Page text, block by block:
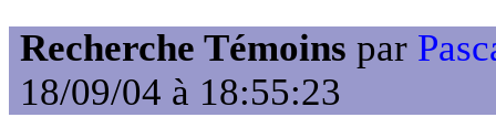
Recherche Témoins par
18/09/04 à 18:55:23